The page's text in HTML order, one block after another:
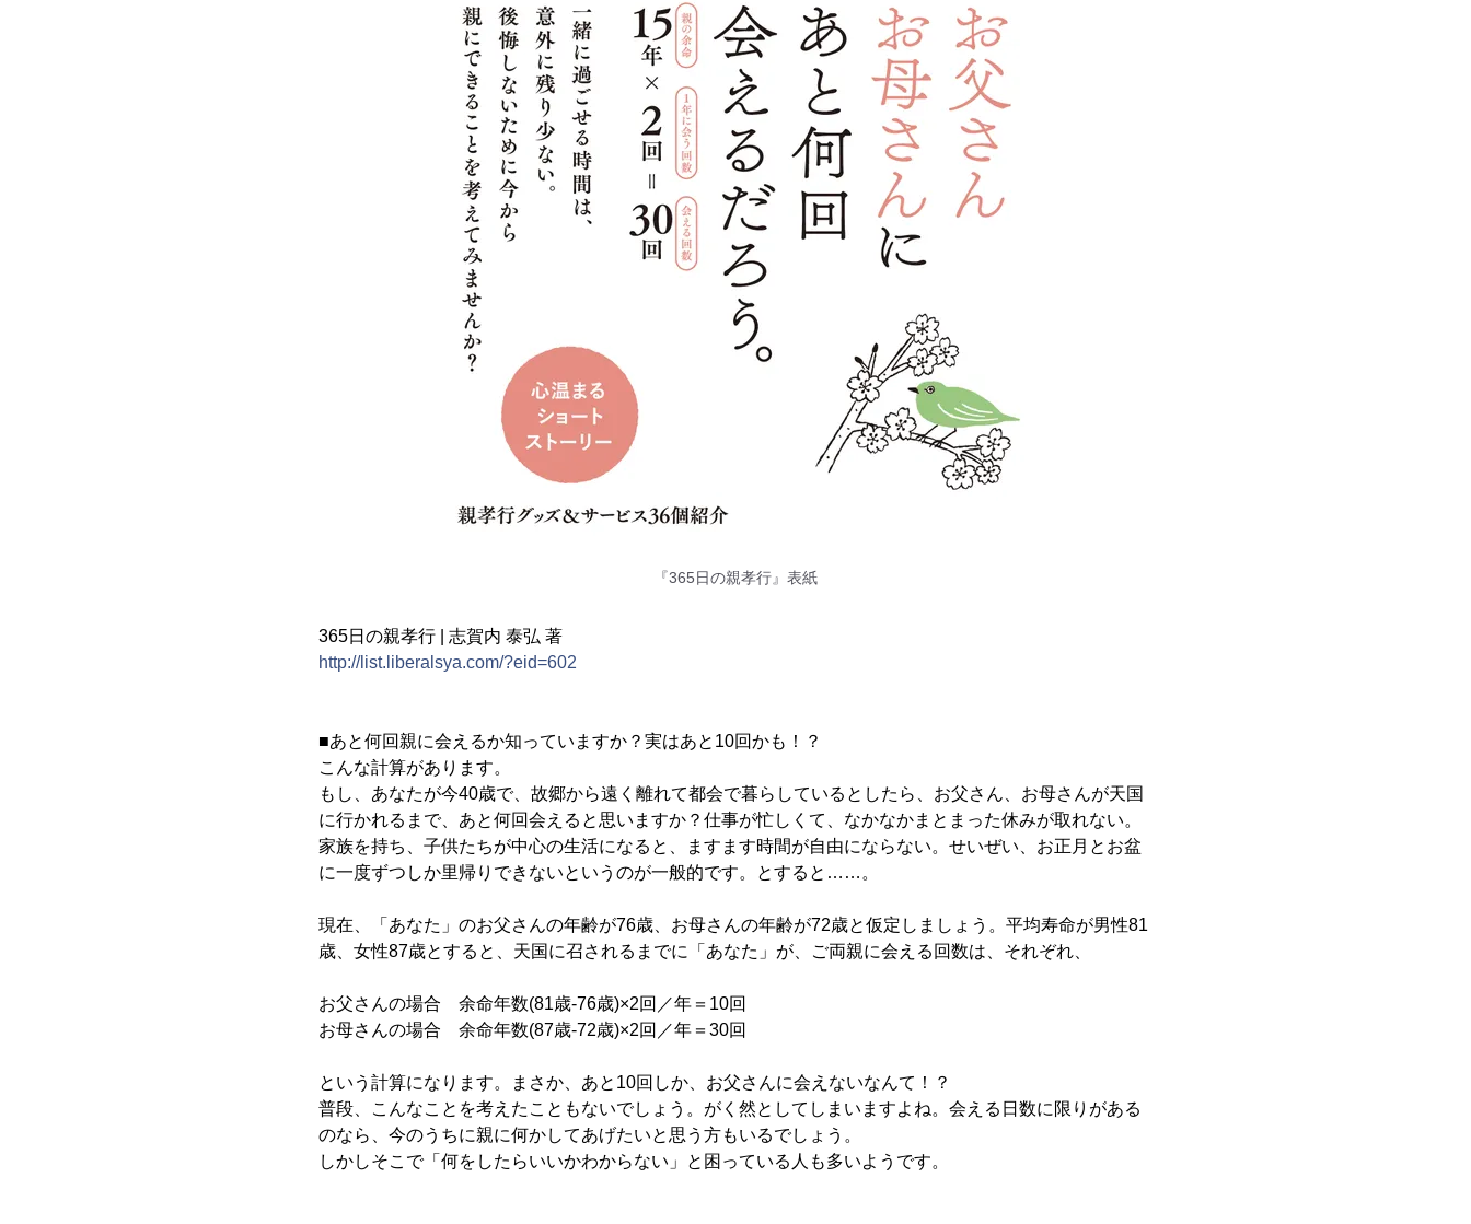
『365日の親孝行』表紙
365日の親孝行 | 志賀内 泰弘 著
http://list.liberalsya.com/?eid=602
■あと何回親に会えるか知っていますか？実はあと10回かも！？
こんな計算があります。
もし、あなたが今40歳で、故郷から遠く離れて都会で暮らしているとしたら、お父さん、お母さんが天国
に行かれるまで、あと何回会えると思いますか？仕事が忙しくて、なかなかまとまった休みが取れない。
家族を持ち、子供たちが中心の生活になると、ますます時間が自由にならない。せいぜい、お正月とお盆
に一度ずつしか里帰りできないというのが一般的です。とすると……。
現在、「あなた」のお父さんの年齢が76歳、お母さんの年齢が72歳と仮定しましょう。平均寿命が男性81
歳、女性87歳とすると、天国に召されるまでに「あなた」が、ご両親に会える回数は、それぞれ、
お父さんの場合 余命年数(81歳-76歳)×2回／年＝10回
お母さんの場合 余命年数(87歳-72歳)×2回／年＝30回
という計算になります。まさか、あと10回しか、お父さんに会えないなんて！？
普段、こんなことを考えたこともないでしょう。がく然としてしまいますよね。会える日数に限りがある
のなら、今のうちに親に何かしてあげたいと思う方もいるでしょう。
しかしそこで「何をしたらいいかわからない」と困っている人も多いようです。